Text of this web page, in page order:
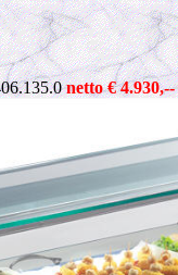
netto € 4.930,--